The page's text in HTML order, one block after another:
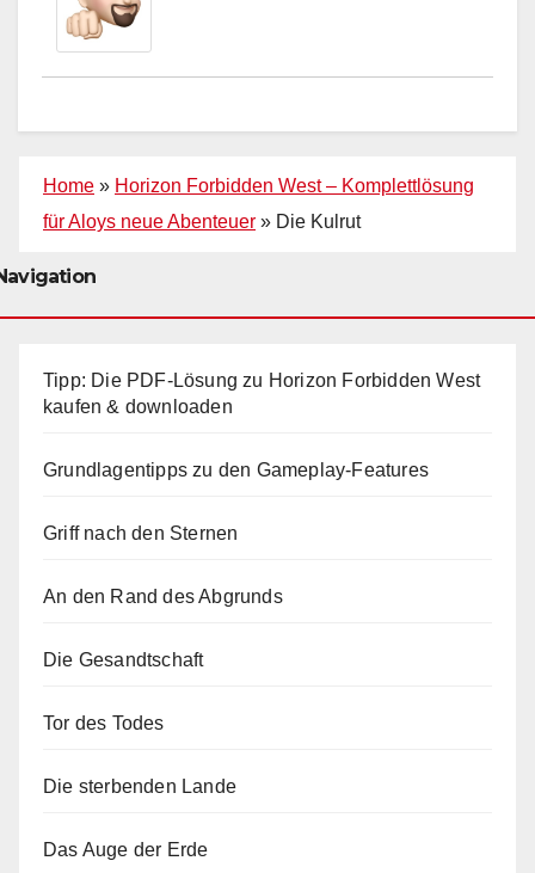
Home » Horizon Forbidden West – Komplettlösung
für Aloys neue Abenteuer » Die Kulrut
Tipp: Die PDF-Lösung zu Horizon Forbidden West
kaufen & downloaden
Grundlagentipps zu den Gameplay-Features
Griff nach den Sternen
An den Rand des Abgrunds
Die Gesandtschaft
Tor des Todes
Die sterbenden Lande
Das Auge der Erde